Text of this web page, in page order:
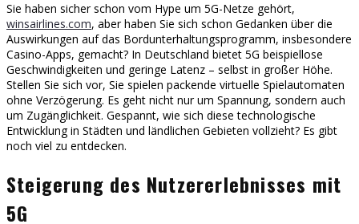
Sie haben sicher schon vom Hype um 5G-Netze gehört,
winsairlines.com, aber haben Sie sich schon Gedanken über die
Auswirkungen auf das Bordunterhaltungsprogramm, insbesondere
Casino-Apps, gemacht? In Deutschland bietet 5G beispiellose
Geschwindigkeiten und geringe Latenz – selbst in großer Höhe.
Stellen Sie sich vor, Sie spielen packende virtuelle Spielautomaten
ohne Verzögerung. Es geht nicht nur um Spannung, sondern auch
um Zugänglichkeit. Gespannt, wie sich diese technologische
Entwicklung in Städten und ländlichen Gebieten vollzieht? Es gibt
noch viel zu entdecken.
Steigerung des Nutzererlebnisses mit
5G